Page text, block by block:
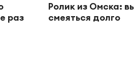
раз
Ролик из Омска:
смеяться долго